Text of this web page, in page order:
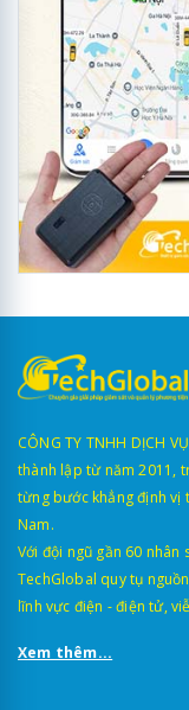
CÔNG TY TNHH DỊCH
thành lập từ năm 2011,
từng bước khẳng định vị
Nam.
Với đội ngũ gần 60
TechGlobal quy tụ
lĩnh vực điện - điện tử,
Xem thêm...